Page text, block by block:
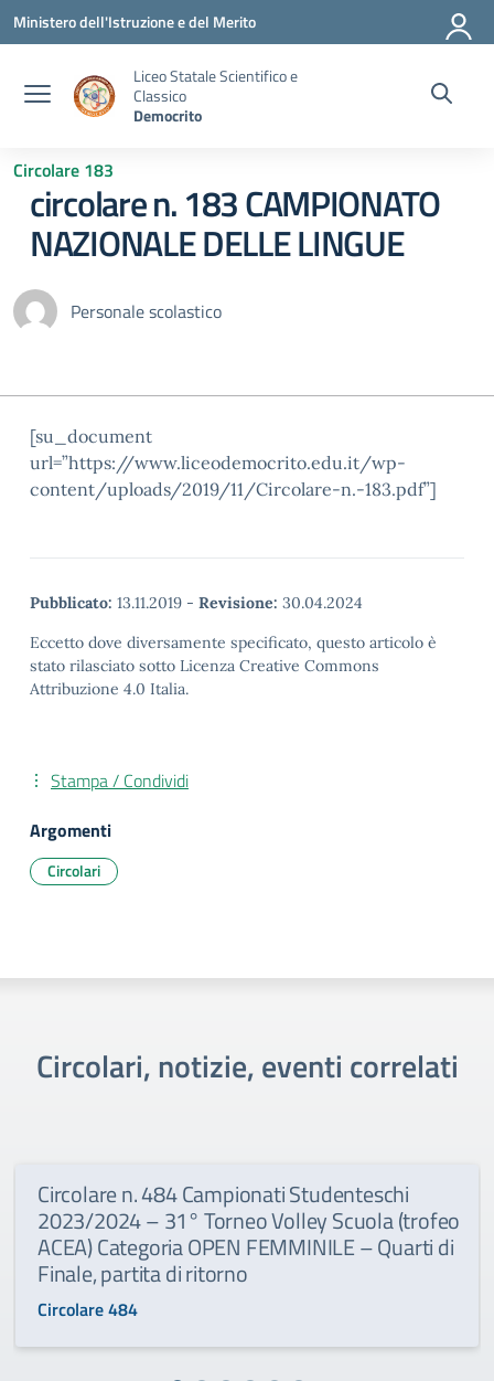
Vai ai contenuti
Vai al menu di navigazione
Vai al footer
Ministero dell'Istruzione e del Merito
Liceo Statale Scientifico e
Classico
Democrito
Circolare 183
circolare n. 183 CAMPIONATO
NAZIONALE DELLE LINGUE
Personale scolastico
[su_document
url=”https://www.liceodemocrito.edu.it/wp-
content/uploads/2019/11/Circolare-n.-183.pdf”]
Pubblicato: 13.11.2019 - Revisione: 30.04.2024
Eccetto dove diversamente specificato, questo articolo è
stato rilasciato sotto Licenza Creative Commons
Attribuzione 4.0 Italia.
Stampa / Condividi
Argomenti
Circolari
Circolari, notizie, eventi correlati
Circolare n. 484 Campionati Studenteschi
2023/2024 – 31° Torneo Volley Scuola (trofeo
ACEA) Categoria OPEN FEMMINILE – Quarti di
Finale, partita di ritorno
Circolare 484